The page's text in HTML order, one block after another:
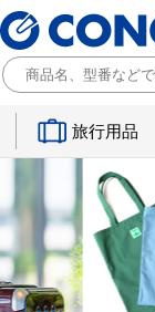
旅行用品